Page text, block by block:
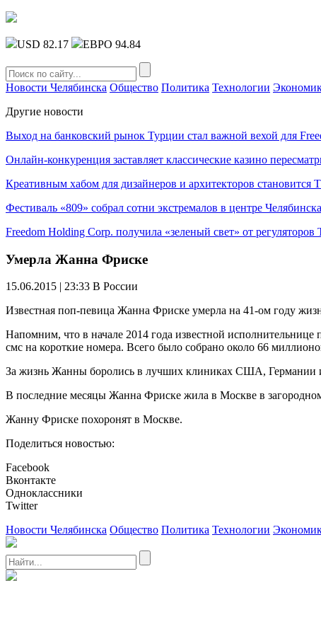
USD 82.17 ЕВРО 94.84
Новости Челябинска Общество Политика Технологии
Другие новости
Выход на банковский рынок Турции стал важной вехой для
Онлайн-конкуренция заставляет классические казино
Креативным хабом для дизайнеров и архитекторов
Фестиваль «809» собрал сотни экстремалов в центре Челябинска
Freedom Holding Corp. получила «зеленый свет» от
Умерла Жанна Фриске
15.06.2015 | 23:33 В России
Известная поп-певица Жанна Фриске умерла на 41-ом году
Напомним, что в начале 2014 года известной исполнительнице
смс на короткие номера. Всего было собрано около 66
За жизнь Жанны боролись в лучших клиниках США, Германии
В последние месяцы Жанна Фриске жила в Москве в
Жанну Фриске похоронят в Москве.
Поделиться новостью:
Facebook
Вконтакте
Одноклассники
Twitter
Новости Челябинска Общество Политика Технологии